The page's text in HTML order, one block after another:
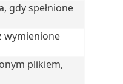
gdy spełnione
wymienione
plikiem,